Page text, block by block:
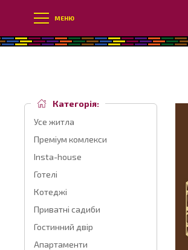
МЕНЮ
Категорія:
Усе житла
Преміум комлекси
Insta-house
Готелі
Котеджі
Приватні садиби
Гостинний двір
Апартаменти